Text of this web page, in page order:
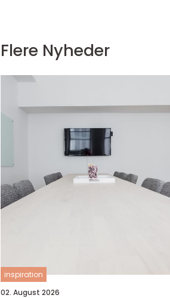
Flere Nyheder
inspiration
02. August 2026